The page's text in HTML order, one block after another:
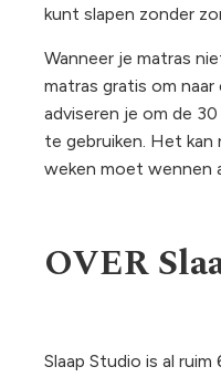
kunt slapen zonder
Wanneer je matras
matras gratis om naar
adviseren je om de
te gebruiken. Het kan
weken moet wennen
OVER
Slaap Studio is al